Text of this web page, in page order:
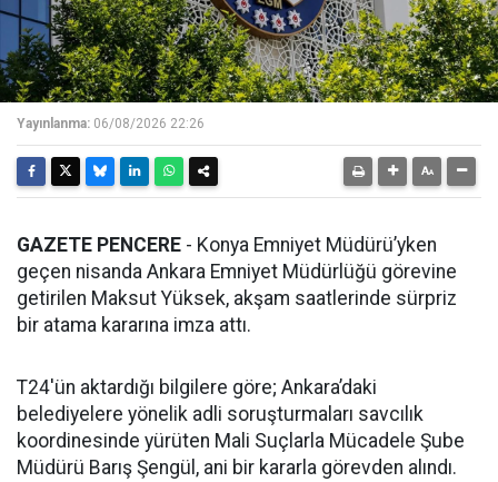
Yayınlanma: 06/08/2026 22:26
GAZETE PENCERE - Konya Emniyet Müdürü’yken
geçen nisanda Ankara Emniyet Müdürlüğü görevine
getirilen Maksut Yüksek, akşam saatlerinde sürpriz
bir atama kararına imza attı.
T24'ün aktardığı bilgilere göre; Ankara’daki
belediyelere yönelik adli soruşturmaları savcılık
koordinesinde yürüten Mali Suçlarla Mücadele Şube
Müdürü Barış Şengül, ani bir kararla görevden alındı.